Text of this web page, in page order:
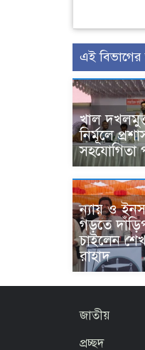
এই
খাল
নির্মূলে
সহযোগিতা
ন্যায় ও
গড়তে
চাইলেন
রাহাদ
জাতীয়
প্রচ্ছদ